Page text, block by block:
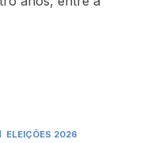
ELEIÇÕES 2026